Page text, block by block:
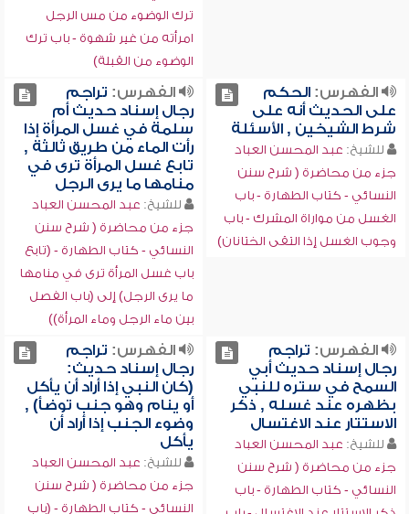
ترك الوضوء من مس الرجل
امرأته من غير شهوة - باب ترك
الوضوء من القبلة)
الفهرس:الحكم
على الحديث أنه على
شرط الشيخين , الأسئلة
للشيخ: عبد المحسن العباد
جزء من محاضرة ( شرح سنن
النسائي - كتاب الطهارة - باب
الغسل من مواراة المشرك - باب
وجوب الغسل إذا التقى الختانان)
الفهرس: تراجم
رجال إسناد حديث أم
سلمة في غسل المرأة إذا
رأت الماء من طريق ثالثة ,
تابع غسل المرأة ترى في
منامها ما يرى الرجل
للشيخ: عبد المحسن العباد
جزء من محاضرة ( شرح سنن
النسائي - كتاب الطهارة - (تابع
باب غسل المرأة ترى في منامها
ما يرى الرجل) إلى (باب الفصل
بين ماء الرجل وماء المرأة))
الفهرس: تراجم
رجال إسناد حديث أبي
السمح في ستره للنبي
بظهره عند غسله , ذكر
الاستتار عند الاغتسال
للشيخ: عبد المحسن العباد
جزء من محاضرة ( شرح سنن
النسائي - كتاب الطهارة - باب
الفهرس: تراجم
رجال إسناد حديث:
(كان النبي إذا أراد أن يأكل
أو ينام وهو جنب توضأ) ,
وضوء الجنب إذا أراد أن
يأكل
للشيخ: عبد المحسن العباد
جزء من محاضرة ( شرح سنن
النسائي - كتاب الطهارة - (باب